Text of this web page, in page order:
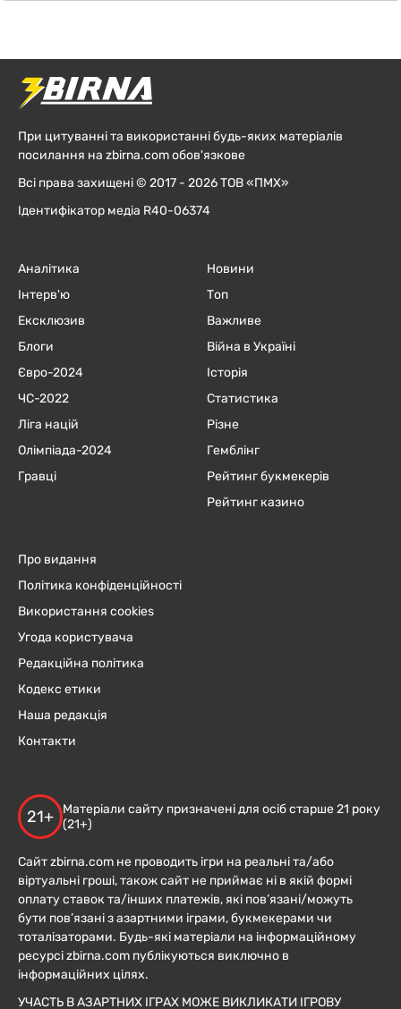
При цитуванні та використанні будь-яких матеріалів
посилання на zbirna.com обов'язкове
Всі права захищені © 2017 - 2026 ТОВ «ПМХ»
Ідентифікатор медіа R40-06374
Аналітика
Інтерв'ю
Ексклюзив
Блоги
Євро-2024
ЧC-2022
Ліга націй
Олімпіада-2024
Гравці
Новини
Топ
Важливе
Війна в Україні
Історія
Статистика
Різне
Гемблінг
Рейтинг букмекерів
Рейтинг казино
Про видання
Політика конфіденційності
Використання cookies
Угода користувача
Редакційна політика
Кодекс етики
Наша редакція
Контакти
21+
Матеріали сайту призначені для осіб старше 21 року
(21+)
Сайт zbirna.com не проводить ігри на реальні та/або
віртуальні гроші, також сайт не приймає ні в якій формі
оплату ставок та/інших платежів, які пов’язані/можуть
бути пов’язані з азартними іграми, букмекерами чи
тоталізаторами. Будь-які матеріали на інформаційному
ресурсі zbirna.com публікуються виключно в
інформаційних цілях.
УЧАСТЬ В АЗАРТНИХ ІГРАХ МОЖЕ ВИКЛИКАТИ ІГРОВУ